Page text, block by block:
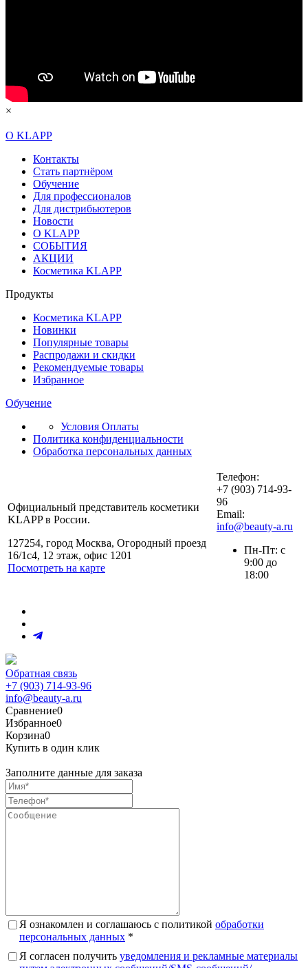
×
О KLAPP
Контакты
Стать партнёром
Обучение
Для профессионалов
Для дистрибьютеров
Новости
О KLAPP
СОБЫТИЯ
АКЦИИ
Косметика KLAPP
Продукты
Косметика KLAPP
Новинки
Популярные товары
Распродажи и скидки
Рекомендуемые товары
Избранное
Обучение
Условия Оплаты
Политика конфиденциальности
Обработка персональных данных
Официальный представитель косметики
KLAPP в России.
127254, город Москва, Огородный проезд
16/1с4, 12 этаж, офис 1201
Посмотреть на карте
Телефон:
+7 (903) 714-93-
96
Email:
info@beauty-a.ru
Пн-Пт: с
9:00 до
18:00
Обратная связь
+7 (903) 714-93-96
info@beauty-a.ru
Сравнение0
Избранное0
Корзина0
Купить в один клик
Заполните данные для заказа
Я ознакомлен и соглашаюсь с политикой обработки
персональных данных *
Я согласен получить уведомления и рекламные материалы